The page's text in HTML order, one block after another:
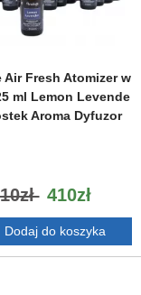
Air Fresh Atomizer w
ml Lemon Levende
Aroma Dyfuzor
410zł
do koszyka